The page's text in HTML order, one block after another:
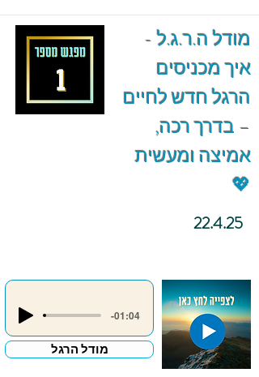
מודל ה.ר.ג.ל -
איך מכניסים
הרגל חדש לחיים
– בדרך רכה,
אמיצה ומעשית
💖
22.4.25
-01:04
מודל הרגל